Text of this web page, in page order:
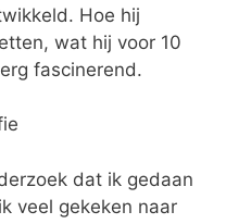
Hoe hij
wat hij voor 10
fascinerend.
dat ik gedaan
veel gekeken naar